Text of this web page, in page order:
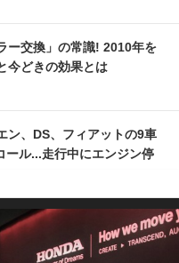
ー交換」の常識! 2010年を
今どきの効果とは
ン、DS、フィアットの9車
ール...走行中にエンジン停